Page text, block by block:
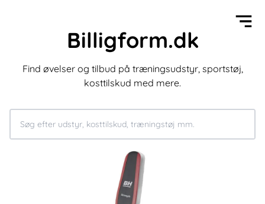
Billigform.dk
Find øvelser og tilbud på træningsudstyr, sportstøj,
kosttilskud med mere.